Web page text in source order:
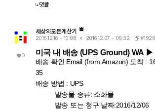
댓글
0
세상의모든계산기
2016.12.16 - 10:08 2016.12.07 - 09:32
미국 내 배송 (UPS Ground) WA ▶
배송 확인 Email (from Amazon) 도착 :
35
배송 방법 : UPS
발송물 종류: 소화물
발송 또는 청구 날짜:2016/12/06